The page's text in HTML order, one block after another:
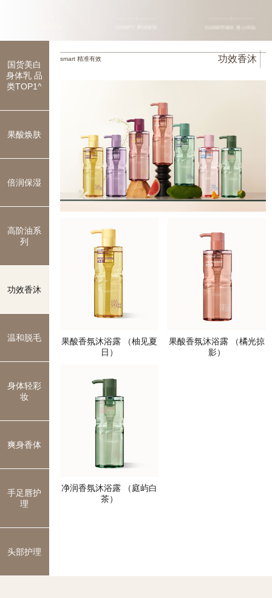
国货美白
身体乳 品
类TOP1^
果酸焕肤
倍润保湿
高阶油系
列
功效香沐
温和脱毛
身体轻彩
妆
爽身香体
手足唇护
理
头部护理
smart 精准有效 功效香沐
果酸香氛沐浴露 （柚见夏
日）
果酸香氛沐浴露 （橘光掠
影）
净润香氛沐浴露 （庭屿白
茶）